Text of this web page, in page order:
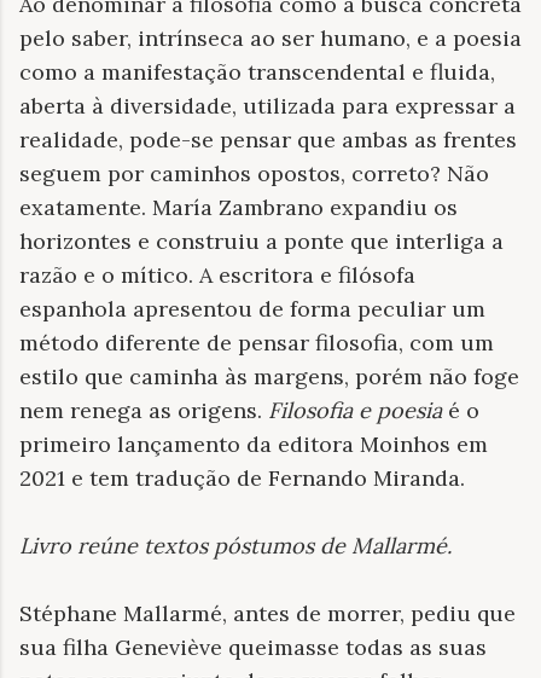
pelo saber, intrínseca ao ser humano, e a poesia
como a manifestação transcendental e fluida,
aberta à diversidade, utilizada para expressar a
realidade, pode-se pensar que ambas as frentes
seguem por caminhos opostos, correto? Não
exatamente. María Zambrano expandiu os
horizontes e construiu a ponte que interliga a
razão e o mítico. A escritora e filósofa
espanhola apresentou de forma peculiar um
método diferente de pensar filosofia, com um
estilo que caminha às margens, porém não foge
nem renega as origens. Filosofia e poesiaé o
primeiro lançamento da editora Moinhos em
2021 e tem tradução de Fernando Miranda.
Livro reúne textos póstumos de Mallarmé.
Stéphane Mallarmé, antes de morrer, pediu que
sua filha Geneviève queimasse todas as suas